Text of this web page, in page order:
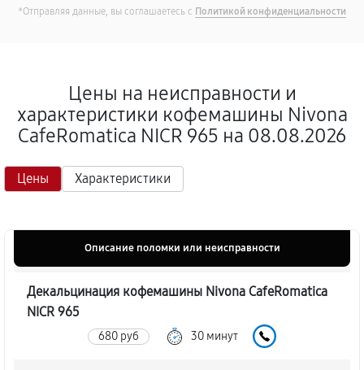
*Отправляя данные, вы соглашаетесь с Политикой конфиденциальности
Цены на неисправности и
характеристики кофемашины Nivona
CafeRomatica NICR 965 на 08.08.2026
Цены Характеристики
Описание поломки или неисправности
Декальцинация кофемашины Nivona CafeRomatica
NICR 965
680 руб 30 минут